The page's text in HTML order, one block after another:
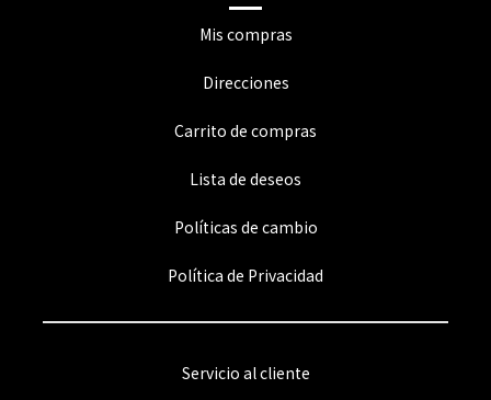
Mis compras
Direcciones
Carrito de compras
Lista de deseos
Políticas de cambio
Política de Privacidad
Servicio al cliente